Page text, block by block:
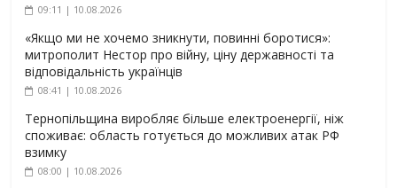
09:11 | 10.08.2026
«Якщо ми не хочемо зникнути, повинні боротися»:
митрополит Нестор про війну, ціну державності та
відповідальність українців
08:41 | 10.08.2026
Тернопільщина виробляє більше електроенергії, ніж
споживає: область готується до можливих атак РФ
взимку
08:00 | 10.08.2026